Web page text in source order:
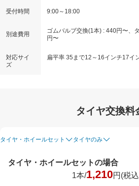
受付時間 9:00～18:00
別途費用
ゴムバルブ交換(1本) : 440円〜、
円〜
対応サイ
ズ
扁平率 35まで12～16インチ17イ
タイヤ交換料
タイヤ・ホイールセット タイヤのみ
タイヤ・ホイールセットの場合
1本/1,210円(税